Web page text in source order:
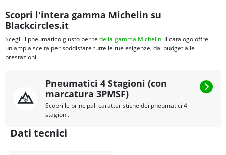
Scopri l'intera gamma Michelin su
Blackcircles.it
Scegli il pneumatico giusto per te della gamma Michelin. Il catalogo offre
un'ampia scelta per soddisfare tutte le tue esigenze, dal budget alle
prestazioni.
Pneumatici 4 Stagioni (con
marcatura 3PMSF)
Scopri le principali caratteristiche dei pneumatici 4
stagioni.
Dati tecnici